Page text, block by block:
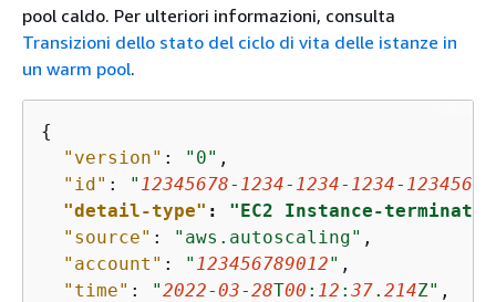
pool caldo. Per ulteriori informazioni, consulta
Transizioni dello stato del ciclo di vita delle istanze in
un warm pool.
{
"version" : "0" ,
"id" : " 12345678- 1234- 1234- 1234-
"detail-type" : "EC2 Instance-
"source" : "aws.autoscaling" ,
"account" : " 123456789012" ,
"time" : "2022-03-28T00 : 12 : 37. 214Z" ,